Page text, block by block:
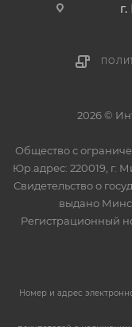
2026 ©
Общество с
Юр.адрес: 220019, г.
Свидетельство о
выдано
Регистрационный
Номер и адрес